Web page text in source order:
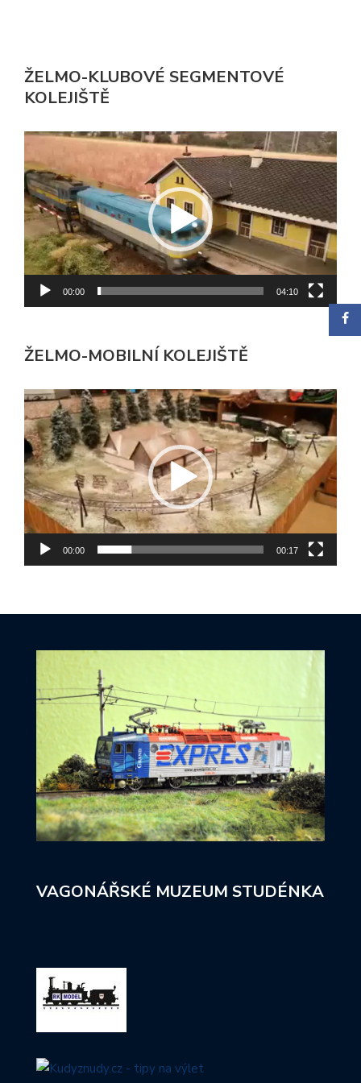
ŽELMO-KLUBOVÉ SEGMENTOVÉ
KOLEJIŠTĚ
Video
přehrávač
00:00 04:10
ŽELMO-MOBILNÍ KOLEJIŠTĚ
Video
přehrávač
00:00 00:17
VAGONÁŘSKÉ MUZEUM STUDÉNKA